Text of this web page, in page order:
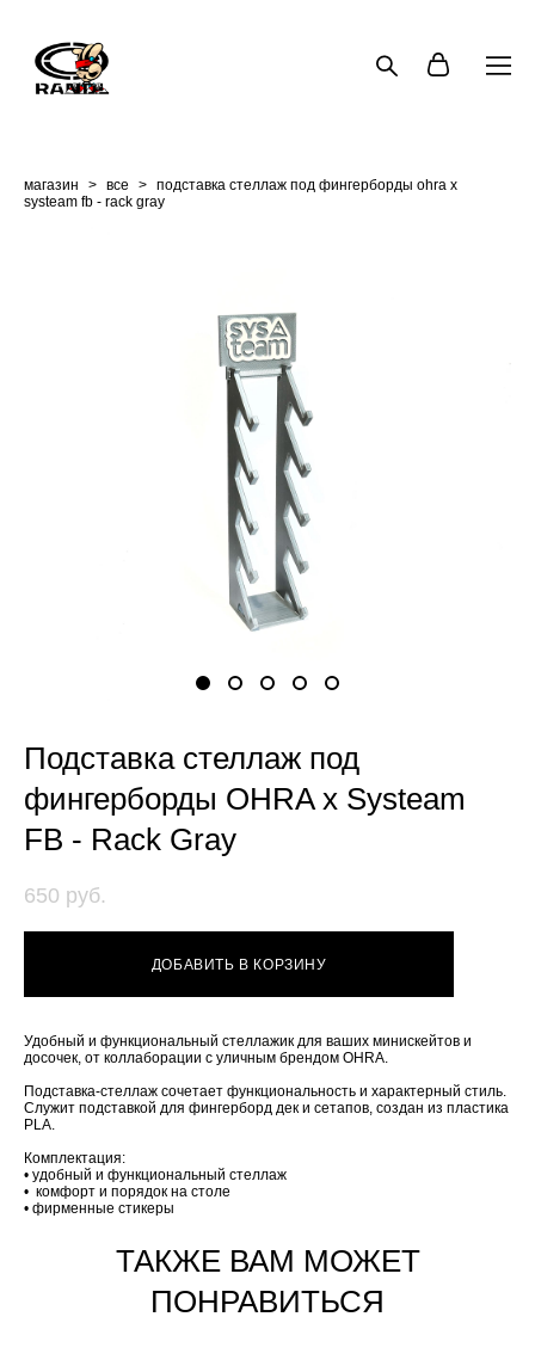
магазин > все > подставка стеллаж под фингерборды ohra x
systeam fb - rack gray
Подставка стеллаж под
фингерборды OHRA x Systeam
FB - Rack Gray
650 pуб.
ДОБАВИТЬ В КОРЗИНУ
Удобный и функциональный стеллажик для ваших минискейтов и
досочек, от коллаборации с уличным брендом OHRA.
Подставка-стеллаж сочетает функциональность и характерный стиль.
Служит подставкой для фингерборд дек и сетапов, создан из пластика
PLA.
Комплектация:
• удобный и функциональный стеллаж
• комфорт и порядок на столе
• фирменные стикеры
ТАКЖЕ ВАМ МОЖЕТ
ПОНРАВИТЬСЯ